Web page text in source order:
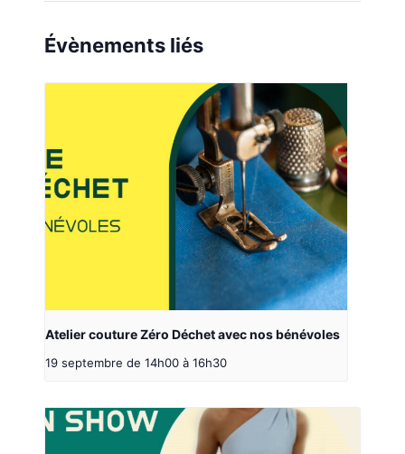
Évènements liés
Atelier couture Zéro Déchet avec nos bénévoles
19 septembre de 14h00 à 16h30